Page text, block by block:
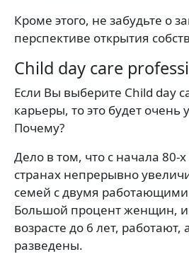
Кроме этого, не забудьте о
перспективе открытия
Child day care
Если Вы выберите Child day
карьеры, то это будет
Почему?
Дело в том, что с начала 80-
странах непрерывно
семей с двумя
Большой процент женщин,
возрасте до 6 лет,
разведены.